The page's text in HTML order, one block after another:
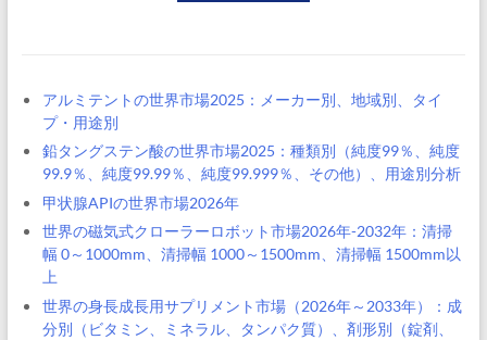
アルミテントの世界市場2025：メーカー別、地域別、タイ
プ・用途別
鉛タングステン酸の世界市場2025：種類別（純度99％、純度
99.9％、純度99.99％、純度99.999％、その他）、用途別分析
甲状腺APIの世界市場2026年
世界の磁気式クローラーロボット市場2026年-2032年：清掃
幅 0～1000mm、清掃幅 1000～1500mm、清掃幅 1500mm以
上
世界の身長成長用サプリメント市場（2026年～2033年）：成
分別（ビタミン、ミネラル、タンパク質）、剤形別（錠剤、